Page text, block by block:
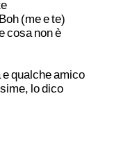
Boh (meete)
cosa nonè
equalcheamico
lodico